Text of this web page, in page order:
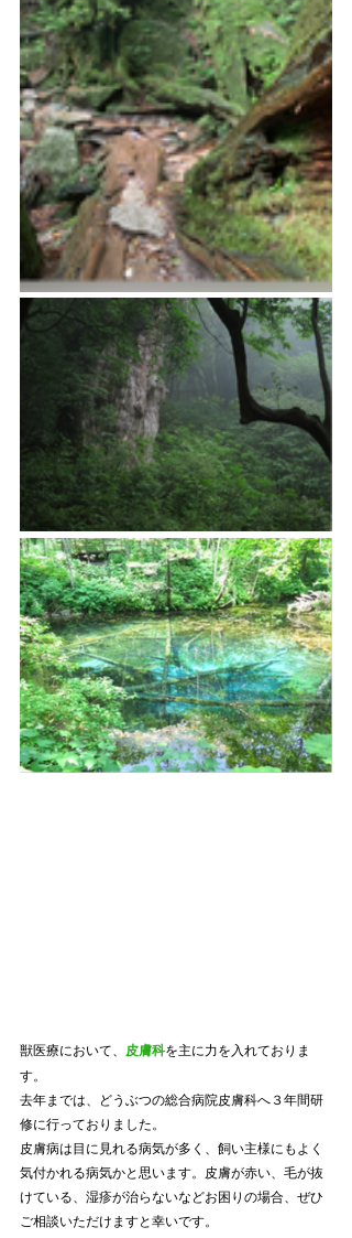
獣医療において、 皮膚科を主に力を入れておりま
す。
去年までは、どうぶつの総合病院皮膚科へ３年間研
修に行っておりました。
皮膚病は目に見れる病気が多く、飼い主様にもよく
気付かれる病気かと思います。皮膚が赤い、毛が抜
けている、湿疹が治らないなどお困りの場合、ぜひ
ご相談いただけますと幸いです。